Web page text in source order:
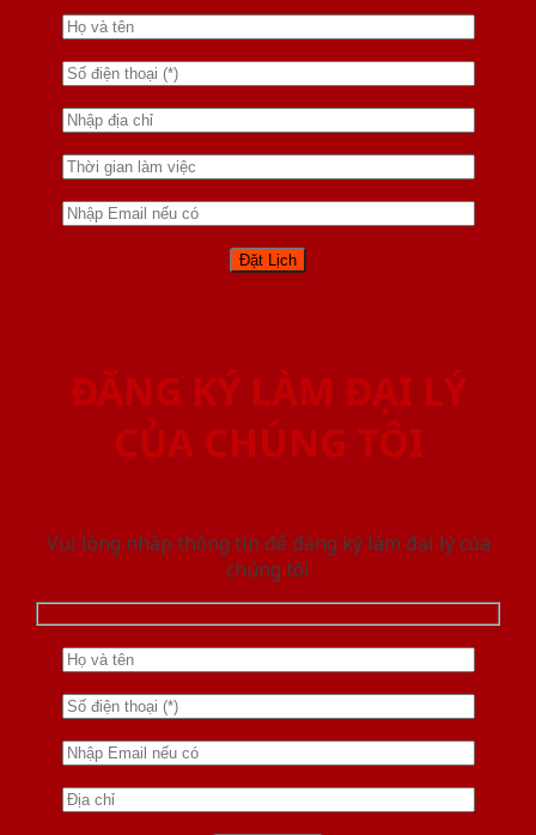
ĐĂNG KÝ LÀM ĐẠI LÝ
CỦA CHÚNG TÔI
Vui lòng nhập thông tin để đăng ký làm đại lý của
chúng tôi